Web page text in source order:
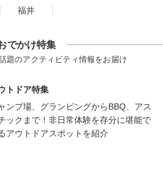
福井
でかけ特集
題のアクティビティ情報をお届け
トドア特集
ンプ場、グランピングからBBQ、アス
ックまで！非日常体験を存分に堪能で
アウトドアスポットを紹介